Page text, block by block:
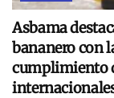
Asbama
bananero con
cumplimiento